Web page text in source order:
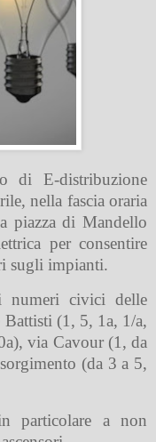
di E-distribuzione
nella fascia oraria
piazza di Mandello
per consentire
sugli impianti.
numeri civici delle
Battisti (1, 5, 1a, 1/a,
via Cavour (1, da
(da 3 a 5,
particolare a non